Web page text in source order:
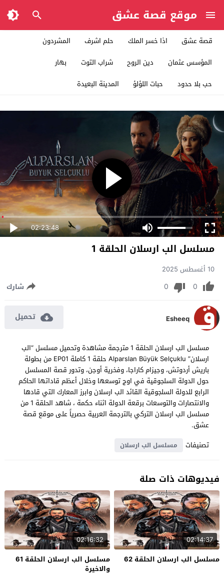
موقع قصة عشق
قصة عشق اذا خسر الملك حلم اشرف
المشردون
المؤسس عثمان
دين الروح شراب التوت
بهار
حب بلا حدود
حبات اللؤلؤ المدينة البعيدة
02:23:48
مسلسل الب ارسلان الحلقة 1
10 أغسطس 2025
0
0 شارك
Esheeq تحميل
مسلسل الب ارسلان الحلقة 1 مترجمة مشاهدة وتحميل مسلسل “الب
ارسلان” Alparslan Büyük Selçuklu حلقة 1 كاملة EP01 من بطولة
باريش أردوتش، وجيزام كاراجا، وفخرية أوجن، وتدور قصة المسلسل
حول الدولة السلجوقية في اوج توسعها وخلال أعظم قاداتها الحاكم
الرابع للدولة السلجوقية القائد الب ارسلان وابرز المعارك التي قادها
والانتصارات والتوسعات برقعة الدولة اثناء حكمة ، شاهد الحلقة 1 من
مسلسل الب ارسلان التركي بالترجمة العربية حصرياً على موقع قصة
عشق.
تصنيفات
مسلسل الب ارسلان
فيديوهات ذات صلة
02:14:37
مسلسل الب ارسلان الحلقة 62
02:16:32
مسلسل الب ارسلان الحلقة 61
والاخيرة